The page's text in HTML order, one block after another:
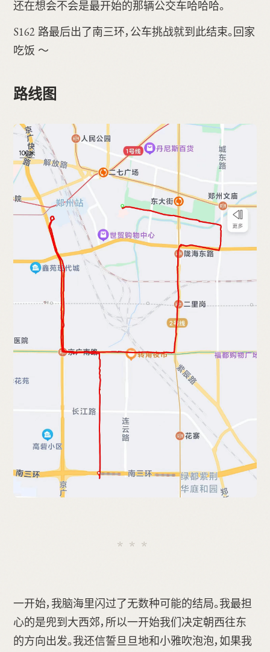
还在想会不会是最开始的那辆公交车哈哈哈。
S162 路最后出了南三环，公车挑战就到此结束。回家
吃饭 ～
路线图
一开始，我脑海里闪过了无数种可能的结局。我最担
心的是兜到大西郊，所以一开始我们决定朝西往东
的方向出发。我还信誓旦旦地和小雅吹泡泡，如果我